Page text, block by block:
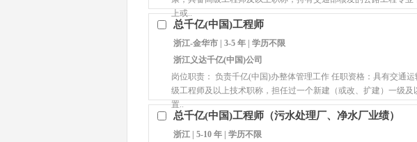
上或..
总千亿(中国)工程师
浙江-金华市 | 3-5 年 | 学历不限
浙江义达千亿(中国)公司
岗位职责： 负责千亿(中国)办整体管理工作 任职资格：具有交通
级工程师及以上技术职称，担任过一个新建（或改、扩建）一级
置..
总千亿(中国)工程师（污水处理厂、净水厂业绩）
浙江 | 5-10 年 | 学历不限